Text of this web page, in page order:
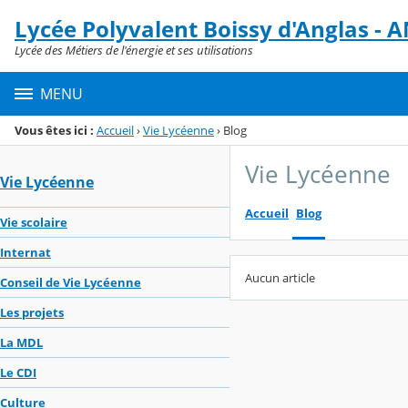
Menu de la rubrique
Contenu
Lycée Polyvalent Boissy d'Anglas -
Lycée des Métiers de l'énergie et ses utilisations
MENU
Vous êtes ici : Accueil›Vie Lycéenne› Blog
Vie Lycéenne
Vie scolaire
Internat
Conseil de Vie Lycéenne
Les projets
La MDL
Le CDI
Culture
Vie Lycéenne
Accueil Blog
Aucun article